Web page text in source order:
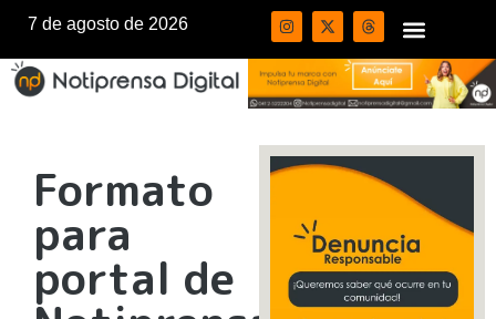
7 de agosto de 2026
Formato
para
portal de